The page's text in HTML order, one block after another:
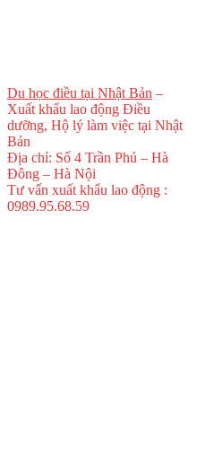
Du học điều tại Nhật Bản –
Xuất khẩu lao động Điều
dưỡng, Hộ lý làm việc tại Nhật
Bản
Địa chỉ: Số 4 Trần Phú – Hà
Đông – Hà Nội
Tư vấn xuất khẩu lao động :
0989.95.68.59